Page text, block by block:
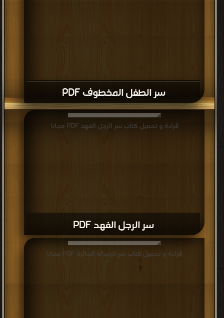
سر الطفل المخطوف PDF
سر الرجل الفهد PDF
قراءة و تحميل كتاب سر الرجل الفهد PDF مجانا
قراءة و تحميل كتاب سر الرسالة الحائرة PDF مجانا